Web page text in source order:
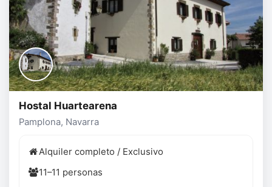
Hostal Huartearena
Pamplona, Navarra
Alquiler completo / Exclusivo
11–11 personas